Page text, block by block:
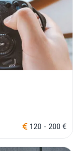
120 - 200 €